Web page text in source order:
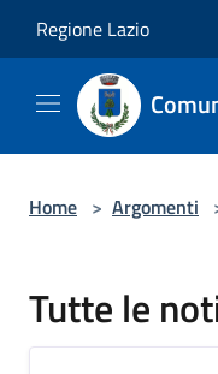
Regione Lazio
Home > Argomenti
Tutte le